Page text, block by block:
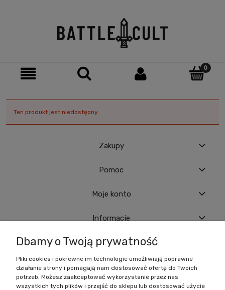
Ten produkt jest niedostępny.
Zakupy
Pomoc
Moje konto
Informacje
Battlecult | ul. Benedykta Dybowskiego 45/7, 41-208 Sosnowiec, woj.
śląskie | Email:kontakt@battlecult.plTel.: 669966242 | NIP:
6443563610 REGON: 520502331
Dbamy o Twoją prywatność
Pliki cookies i pokrewne im technologie umożliwiają poprawne
działanie strony i pomagają nam dostosować ofertę do Twoich
potrzeb. Możesz zaakceptować wykorzystanie przez nas
wszystkich tych plików i przejść do sklepu lub dostosować użycie